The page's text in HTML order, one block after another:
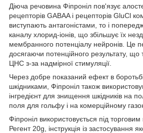
Діюча речовина Фіпроніл пов'язує
рецепторів GABAA і рецепторів GluCl
виступають антагоністами, то і
каналу хлорид-іонів, що збільшує їх
мембранного потенціалу нейронів. Це
досягаючи потенційного результату, що
ЦНС з-за надмірної стимуляції.
Через добре показаний ефект в
шкідниками, Фіпроніл також
інгредієнт для знищення шкідників на
поля для гольфу і на комерційному
Фіпроніл використовується під
Регент 20g, інструкція із застосування